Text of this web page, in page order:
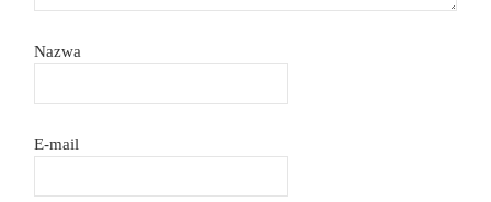
Nazwa
E-mail